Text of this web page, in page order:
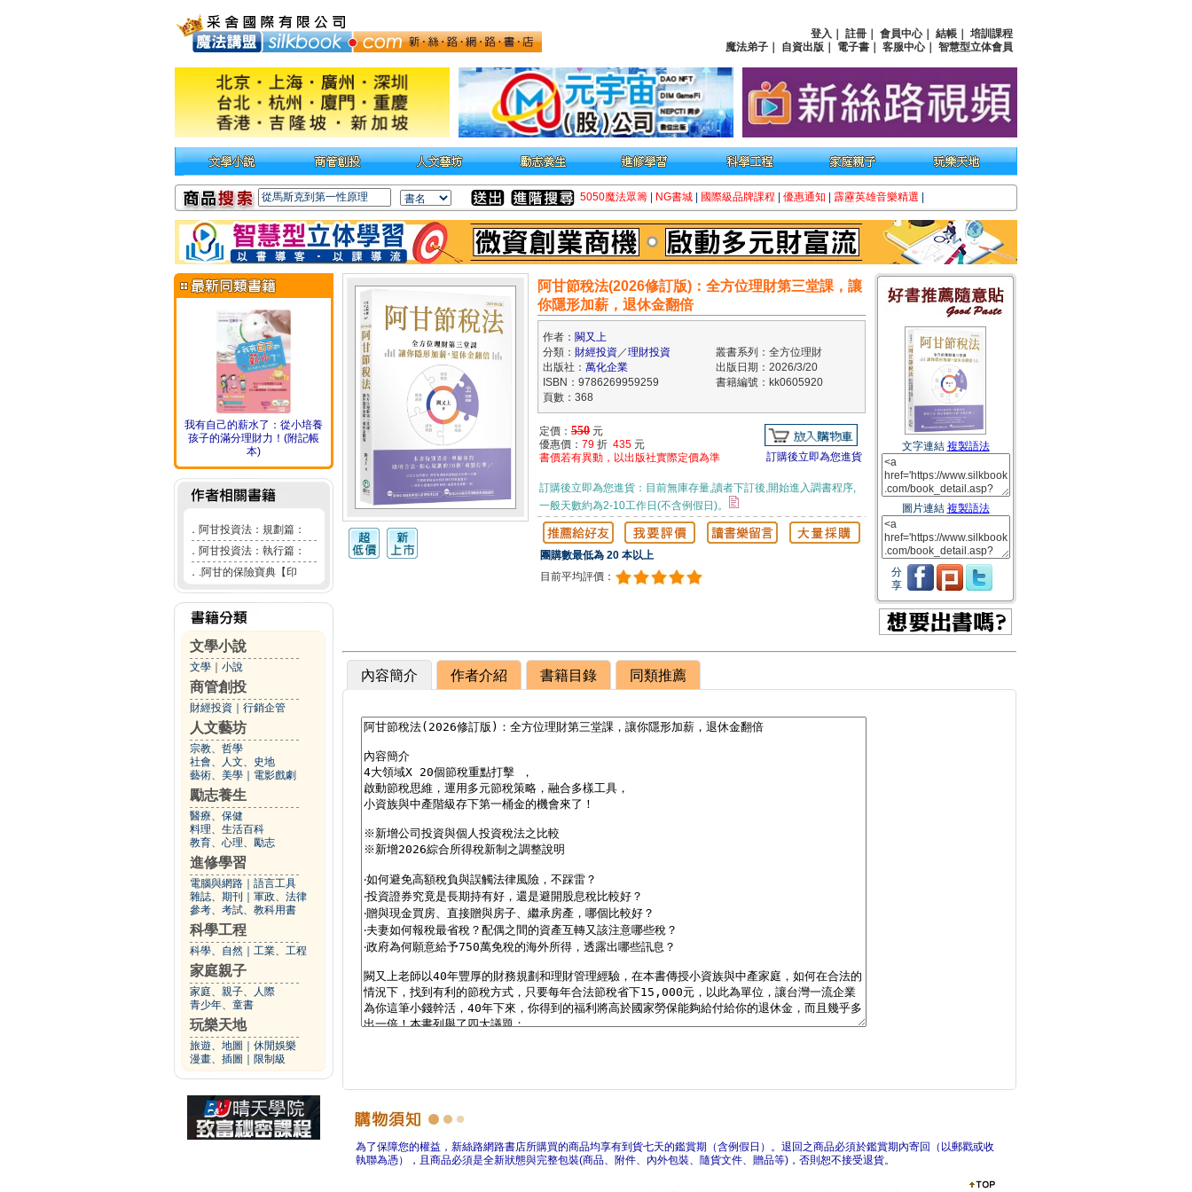
登入 註冊 會員中心｜ 結帳
培訓課程
魔法弟子
自資出版 電子書 客服中心｜ 智慧型立体會員
5050魔法眾籌 NG書城 國際級品牌課程 優惠通知 霹靂英雄音樂精選
我有自己的薪水了：從小培養
孩子的滿分理財力！(附記帳
本)
． 阿甘投資法：規劃篇：
． 阿甘投資法：執行篇：
． .阿甘的保險寶典【印
文學小說
文學 小說
商管創投
財經投資 行銷企管
人文藝坊
宗教、哲學
社會、人文、史地
藝術、美學
電影戲劇
勵志養生
醫療、保健
料理、生活百科
教育、心理、勵志
進修學習
電腦與網路
語言工具
雜誌、期刊
軍政、法律
參考、考試、教科用書
科學工程
科學、自然 工業、工程
家庭親子
家庭、親子、人際
青少年、童書
玩樂天地
旅遊、地圖
休閒娛樂
漫畫、插圖
限制級
阿甘節稅法(2026修訂版)：全方位理財第三堂課，讓
你隱形加薪，退休金翻倍
作者： 闕又上
分類： 財經投資／理財投資
叢書系列：全方位理財
出版社： 萬化企業
出版日期：2026/3/20
ISBN：9786269959259
書籍編號：kk0605920
頁數：368
定價： 550 元
優惠價： 79 折 435 元
書價若有異動，以出版社實際定價為準
訂購後立即為您進貨
訂購後立即為您進貨：目前無庫存量,讀者下訂後,開始進入調書程序,
一般天數約為2-10工作日(不含例假日)。
團購數最低為 20 本以上
目前平均評價：
文字連結 複製語法
圖片連結 複製語法
分
享
內容簡介 作者介紹 書籍目錄 同類推薦
為了保障您的權益，新絲路網路書店所購買的商品均享有到貨七天的鑑賞期（含例假日）。退回之商品必須於鑑賞期內寄回（以郵戳或收
執聯為憑），且商品必須是全新狀態與完整包裝(商品、附件、內外包裝、隨貨文件、贈品等)，否則恕不接受退貨。